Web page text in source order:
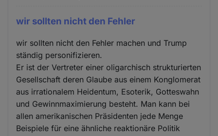
wir sollten nicht den Fehler
wir sollten nicht den Fehler machen und Trump
ständig personifizieren.
Er ist der Vertreter einer oligarchisch strukturierten
Gesellschaft deren Glaube aus einem Konglomerat
aus irrationalem Heidentum, Esoterik, Gotteswahn
und Gewinnmaximierung besteht. Man kann bei
allen amerikanischen Präsidenten jede Menge
Beispiele für eine ähnliche reaktionäre Politik